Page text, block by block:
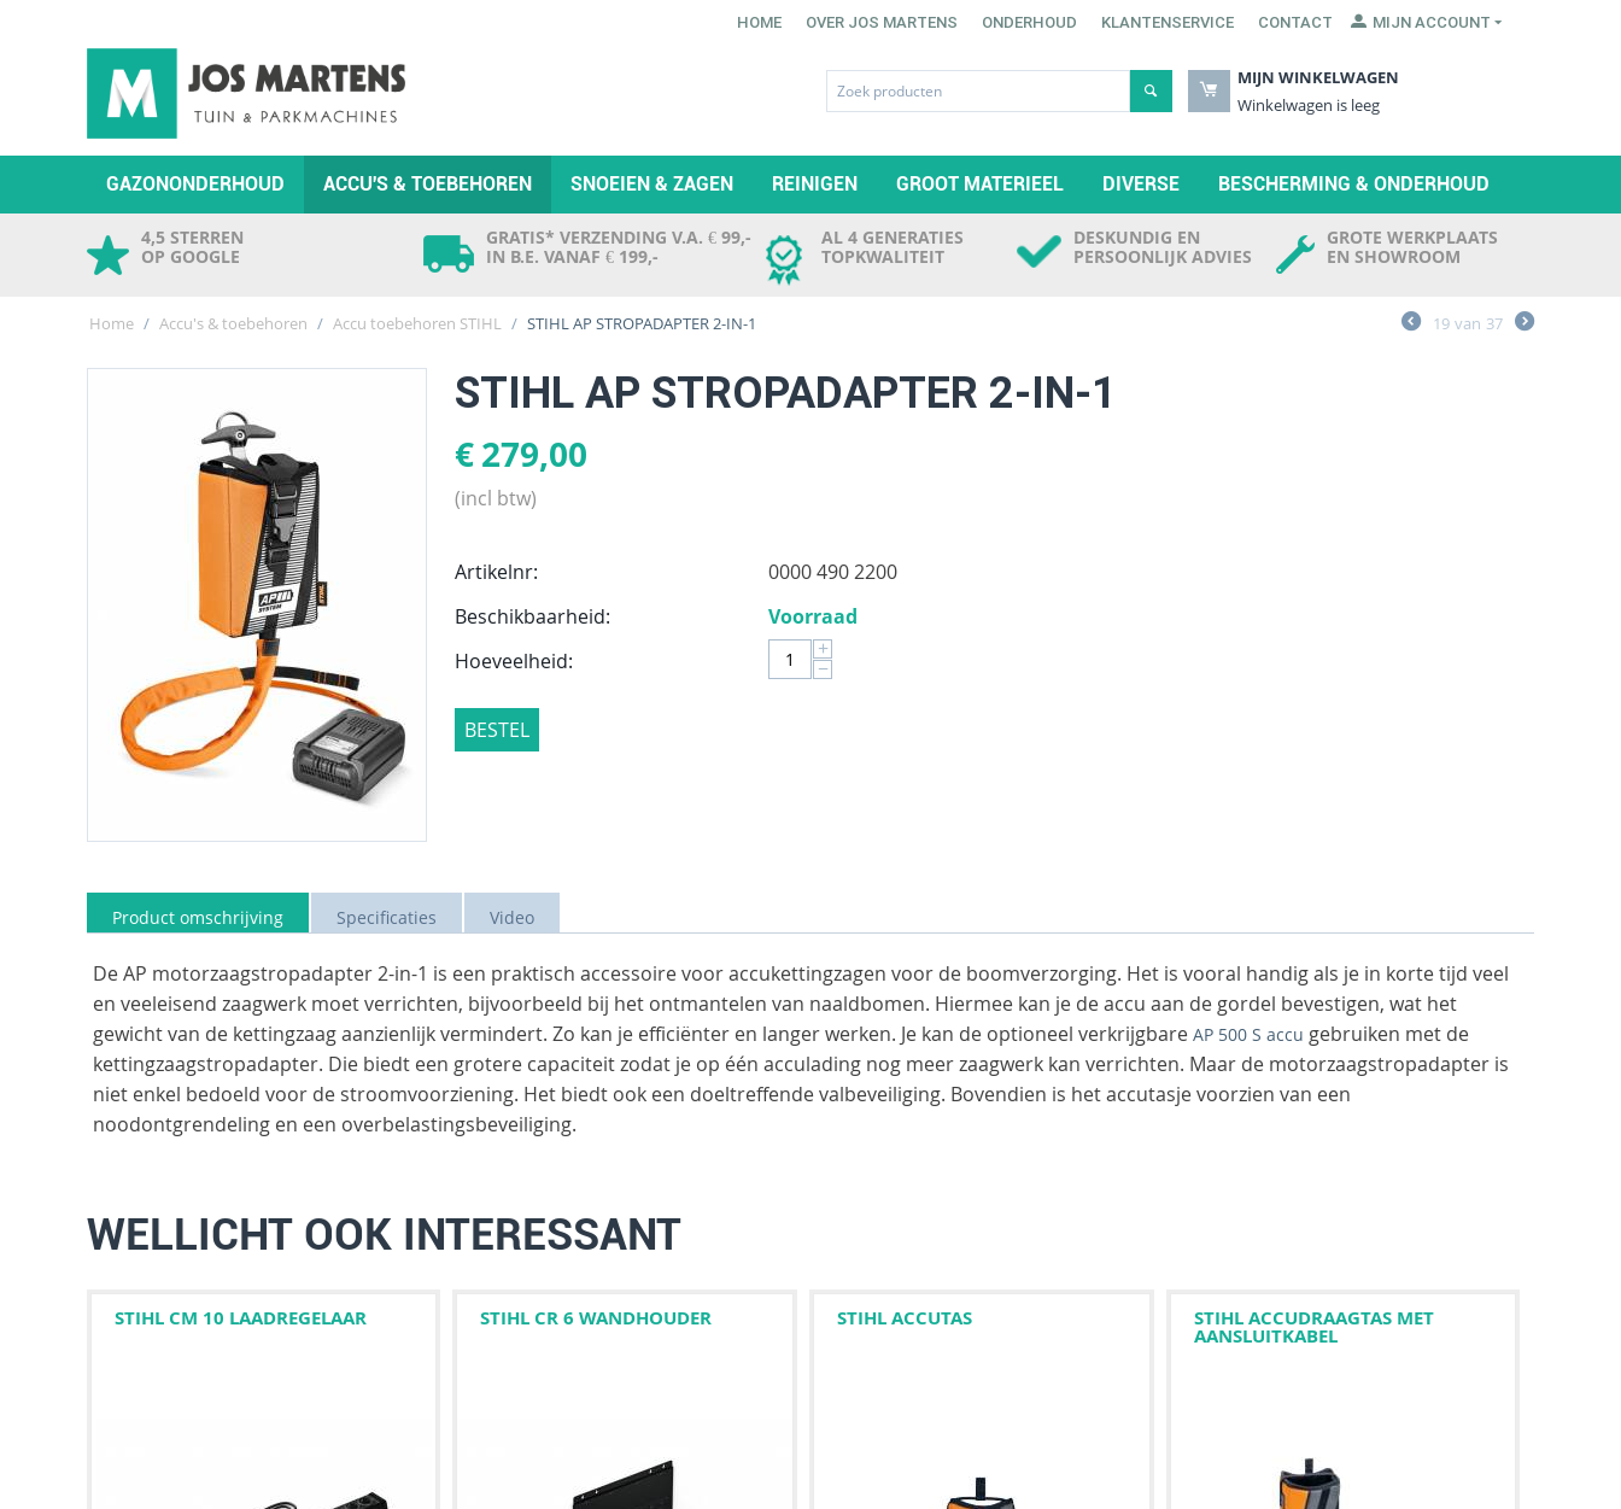
HOME OVER JOS MARTENS ONDERHOUD KLANTENSERVICE CONTACT MIJN ACCOUNT
MIJN WINKELWAGEN
Winkelwagen is leeg
GAZONONDERHOUD ACCU'S & TOEBEHOREN SNOEIEN & ZAGEN REINIGEN GROOT MATERIEEL DIVERSE BESCHERMING & ONDERHOUD
4,5 STERREN
OP GOOGLE
GRATIS* VERZENDING V.A. € 99,-
IN B.E. VANAF € 199,-
AL 4 GENERATIES
TOPKWALITEIT
DESKUNDIG EN
PERSOONLIJK ADVIES
GROTE WERKPLAATS
EN SHOWROOM
Home / Accu's & toebehoren / Accu toebehoren STIHL / STIHL AP STROPADAPTER 2-IN-1 19 van 37
STIHL AP STROPADAPTER 2-IN-1
€279,00
(incl btw)
Artikelnr:
0000 490 2200
Beschikbaarheid:
Voorraad
Hoeveelheid:
+
−
BESTEL
Product omschrijving Specificaties Video
De AP motorzaagstropadapter 2-in-1 is een praktisch accessoire voor accukettingzagen voor de boomverzorging. Het is vooral handig als je in korte tijd veel
en veeleisend zaagwerk moet verrichten, bijvoorbeeld bij het ontmantelen van naaldbomen. Hiermee kan je de accu aan de gordel bevestigen, wat het
gewicht van de kettingzaag aanzienlijk vermindert. Zo kan je efficiënter en langer werken. Je kan de optioneel verkrijgbare AP 500 S accu gebruiken met de
kettingzaagstropadapter. Die biedt een grotere capaciteit zodat je op één acculading nog meer zaagwerk kan verrichten. Maar de motorzaagstropadapter is
niet enkel bedoeld voor de stroomvoorziening. Het biedt ook een doeltreffende valbeveiliging. Bovendien is het accutasje voorzien van een
noodontgrendeling en een overbelastingsbeveiliging.
WELLICHT OOK INTERESSANT
STIHL CM 10 LAADREGELAAR STIHL CR 6 WANDHOUDER STIHL ACCUTAS STIHL ACCUDRAAGTAS MET
AANSLUITKABEL